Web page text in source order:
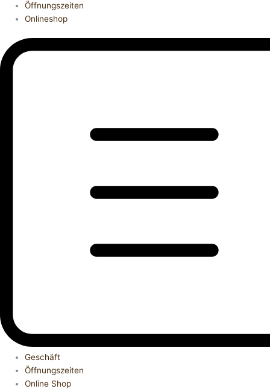
Öffnungszeiten
Onlineshop
Geschäft
Öffnungszeiten
Online Shop